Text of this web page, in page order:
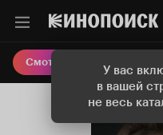
У вас
в вашей
не весь
Смотреть кино